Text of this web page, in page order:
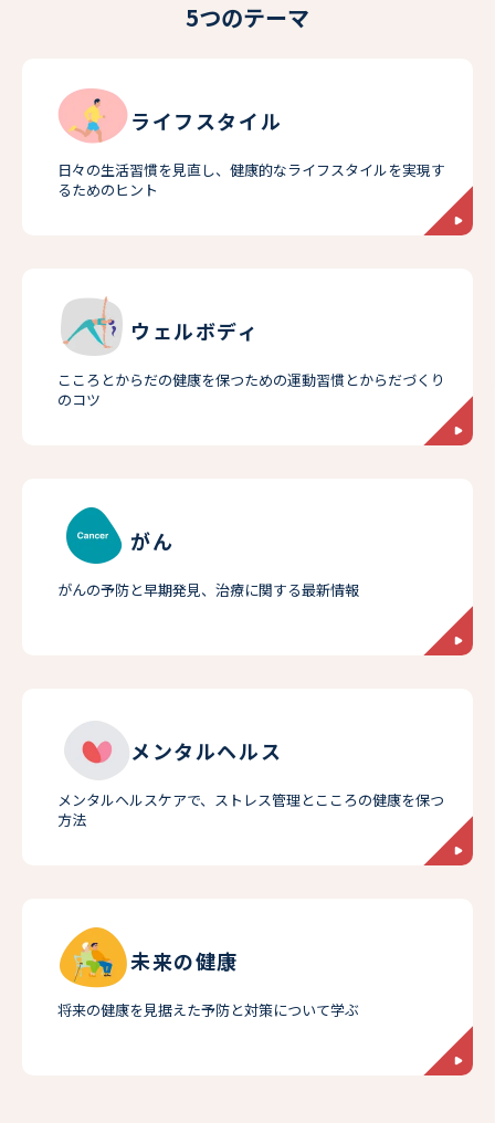
5つのテーマ
ライフスタイル
日々の生活習慣を見直し、健康的なライフスタイルを実現す
るためのヒント
ウェルボディ
こころとからだの健康を保つための運動習慣とからだづくり
のコツ
がん
がんの予防と早期発見、治療に関する最新情報
メンタルヘルス
メンタルヘルスケアで、ストレス管理とこころの健康を保つ
方法
未来の健康
将来の健康を見据えた予防と対策について学ぶ